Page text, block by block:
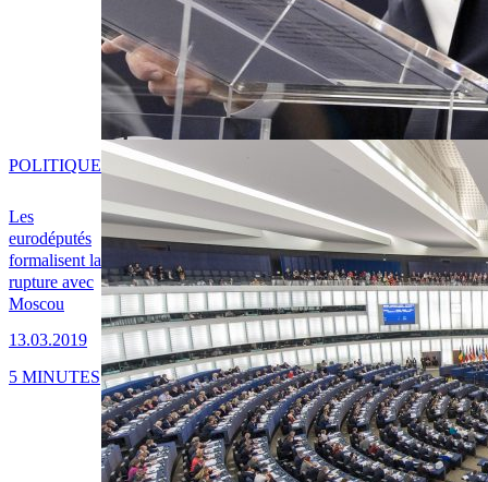
Les
eurodéputés
formalisent la
rupture avec
Moscou
13.03.2019
POLITIQUE
5 MINUTES